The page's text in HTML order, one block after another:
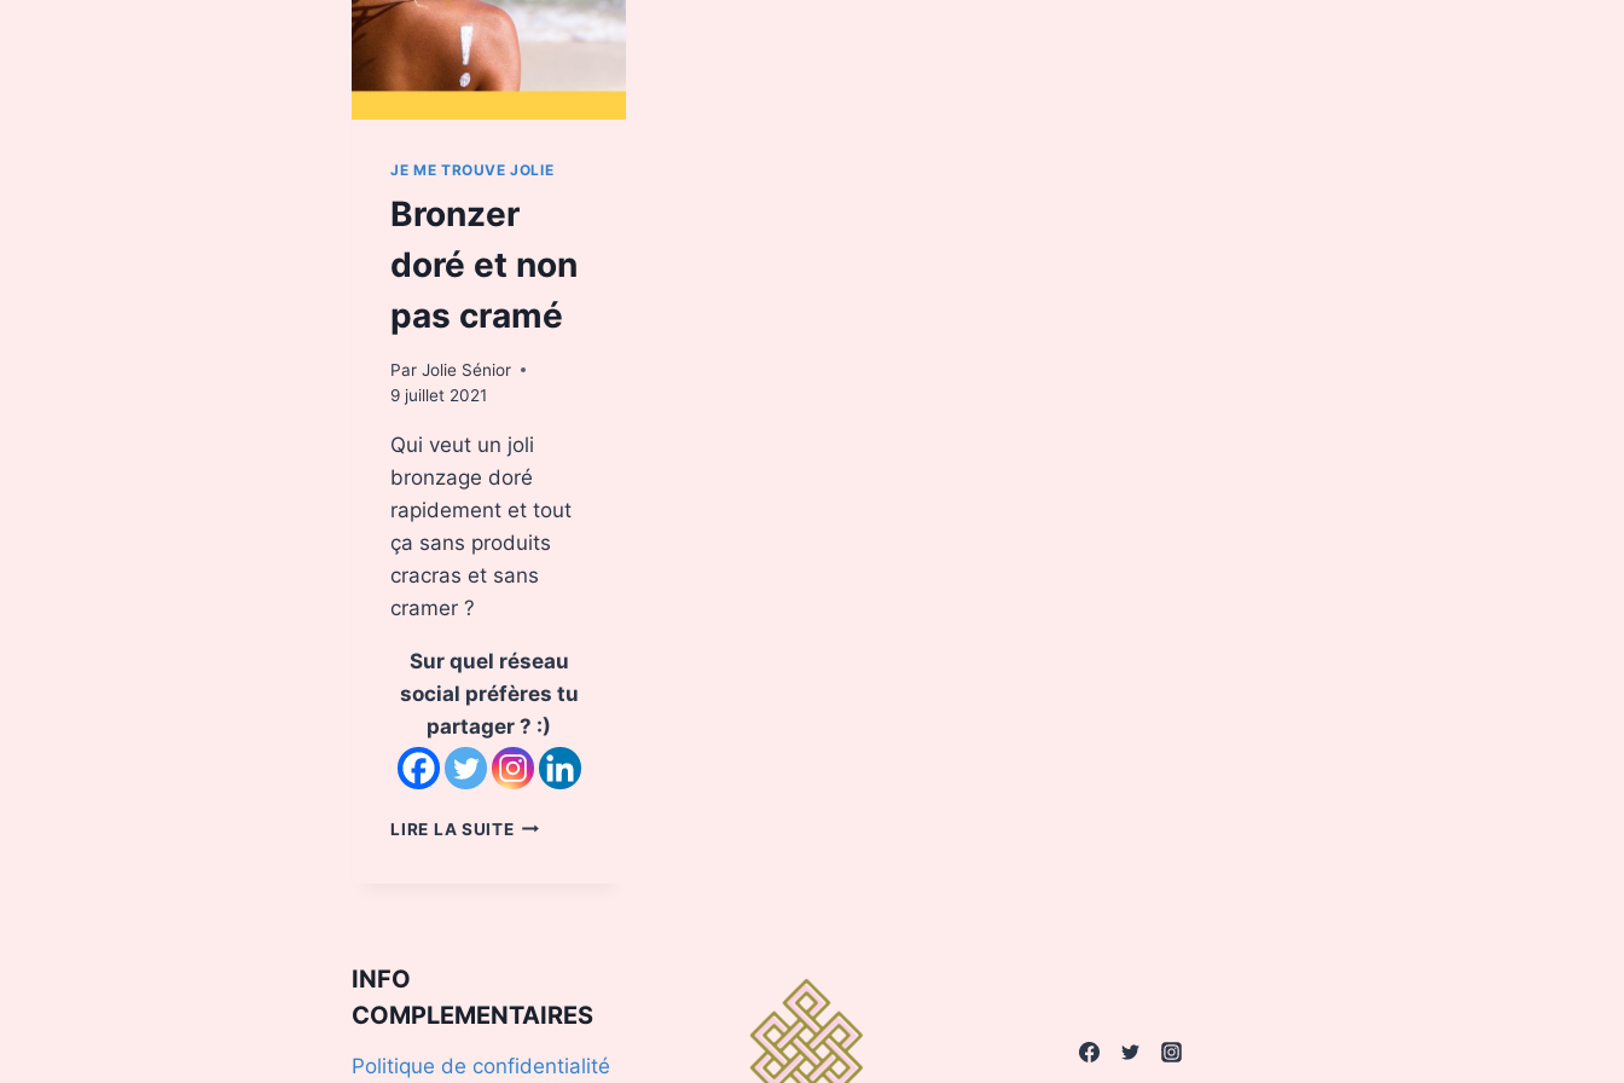
JE ME TROUVE JOLIE
Bronzer
doré et non
pas cramé
Par Jolie Sénior
9 juillet 2021
Qui veut un joli
bronzage doré
rapidement et tout
ça sans produits
cracras et sans
cramer ?
Sur quel réseau
social préfères tu
partager ? :)
LIRE LA SUITEBRONZER
INFO
COMPLEMENTAIRES
Politique de confidentialité